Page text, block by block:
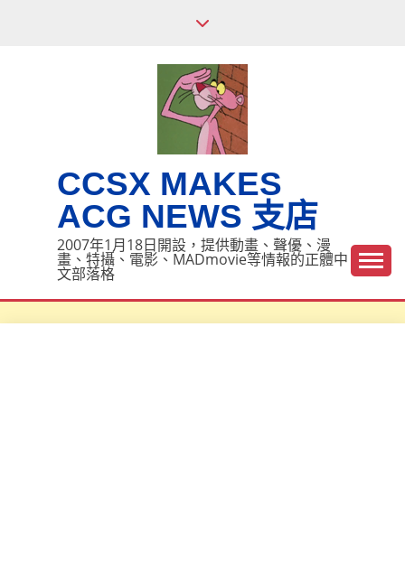
CCSX MAKES
ACG NEWS 支店
2007年1月18日開設，提供動畫、聲優、漫
畫、特攝、電影、MADmovie等情報的正體中
文部落格